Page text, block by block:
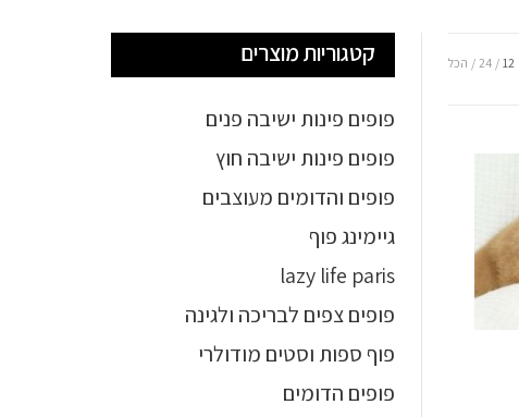
12
24 הכל קטגוריות מוצרים
פופים פינות ישיבה פנים
פופים פינות ישיבה חוץ
פופים והדומים מעוצבים
גיימינג פוף
lazy life paris
פופים צפים לבריכה ולגינה
פוף ספות וסטים מודולרי
פופים הדומים